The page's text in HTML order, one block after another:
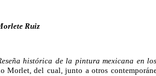
Ruiz
histórica de la pintura mexicana en
del cual, junto a otros